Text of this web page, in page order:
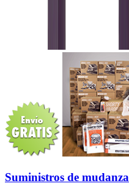
Suministros de mudanza